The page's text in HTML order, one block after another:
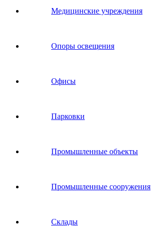
Медицинские учреждения
Опоры освещения
Офисы
Парковки
Промышленные объекты
Промышленные сооружения
Склады